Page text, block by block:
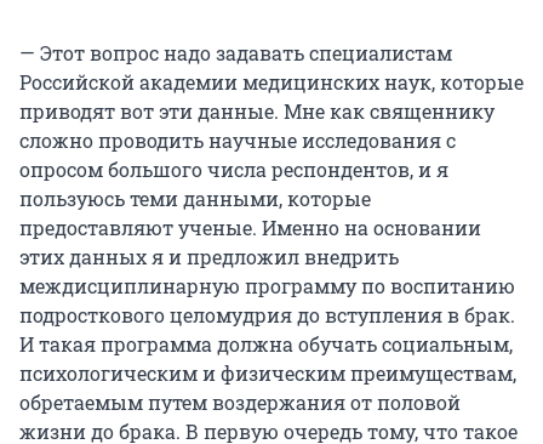
— Этот вопрос надо задавать специалистам
Российской академии медицинских наук, которые
приводят вот эти данные. Мне как священнику
сложно проводить научные исследования с
опросом большого числа респондентов, и я
пользуюсь теми данными, которые
предоставляют ученые. Именно на основании
этих данных я и предложил внедрить
междисциплинарную программу по воспитанию
подросткового целомудрия до вступления в брак.
И такая программа должна обучать социальным,
психологическим и физическим преимуществам,
обретаемым путем воздержания от половой
жизни до брака. В первую очередь тому, что такое